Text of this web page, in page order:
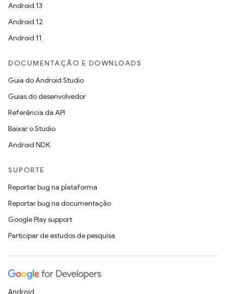
Android 13
Android 12
Android 11
DOCUMENTAÇÃO E DOWNLOADS
Guia do Android Studio
Guias do desenvolvedor
Referência da API
Baixar o Studio
Android NDK
SUPORTE
Reportar bug na plataforma
Reportar bug na documentação
Google Play support
Participar de estudos de pesquisa
Android